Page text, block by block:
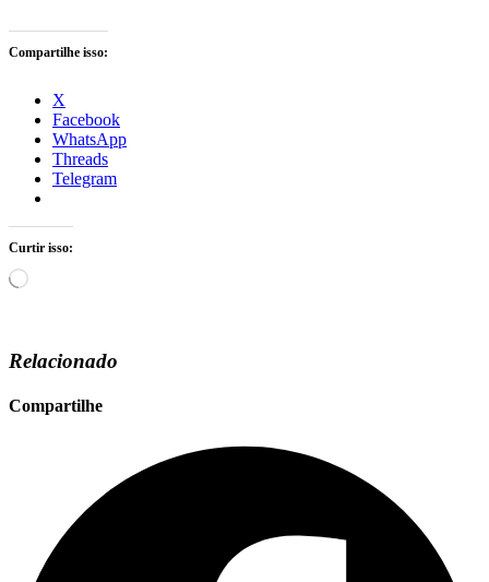
Compartilhe isso:
X
Facebook
WhatsApp
Threads
Telegram
Curtir isso:
Carregando...
Relacionado
Compartilhe